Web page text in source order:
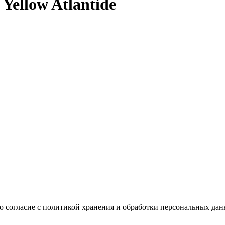
Atlantide
согласие с политикой хранения и обработки персональных